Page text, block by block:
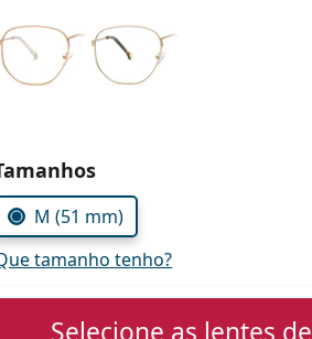
parâmetros
M (51 mm)
tamanho tenho?
Selecione as lentes de